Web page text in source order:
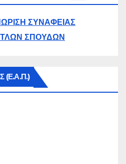
ΣΥΝΑΦΕΙΑΣ
ΣΠΟΥΔΩΝ
(Ε.Α.Π.)